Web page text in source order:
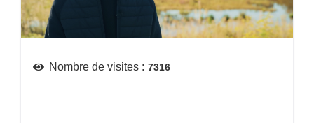
Nombre de visites : 7316